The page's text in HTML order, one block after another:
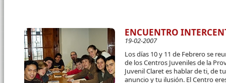
ENCUENTRO
19-02-2007
Los días 10 y 11 de Febrero se
de los Centros Juveniles de la
Juvenil Claret es hablar de ti, de
anuncio y tu ilusión. El Centro